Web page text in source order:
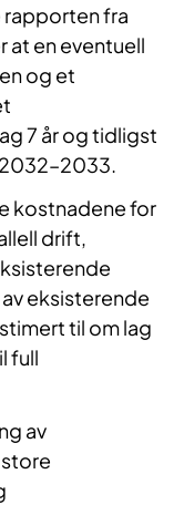
rapporten fra
at en eventuell
og et
7 år og tidligst
kostnadene for
drift,
eksisterende
til om lag
full
av